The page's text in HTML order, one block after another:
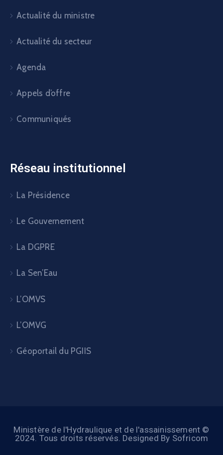
Actualité du ministre
Actualité du secteur
Agenda
Appels d’offre
Communiqués
Réseau institutionnel
La Présidence
Le Gouvernement
La DGPRE
La Sen’Eau
L’OMVS
L’OMVG
Géoportail du PGIIS
Ministère de l'Hydraulique et de l'assainissement ©
2024. Tous droits réservés. Designed By Sofricom